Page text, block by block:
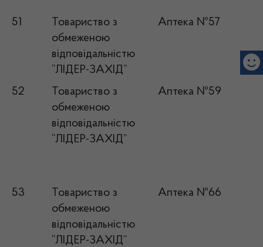
51
Товариство з
обмеженою
відповідальністю
“ЛІДЕР-ЗАХІД”
Аптека №57
52
Товариство з
обмеженою
відповідальністю
“ЛІДЕР-ЗАХІД”
Аптека №59
53
Товариство з
обмеженою
відповідальністю
“ЛІДЕР-ЗАХІД”
Аптека №66